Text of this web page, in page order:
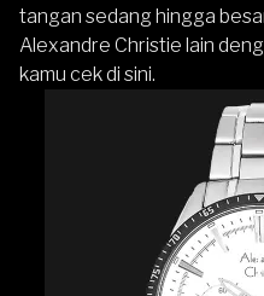
tangan sedang hingga
Alexandre Christie lain
kamu cek di sini.